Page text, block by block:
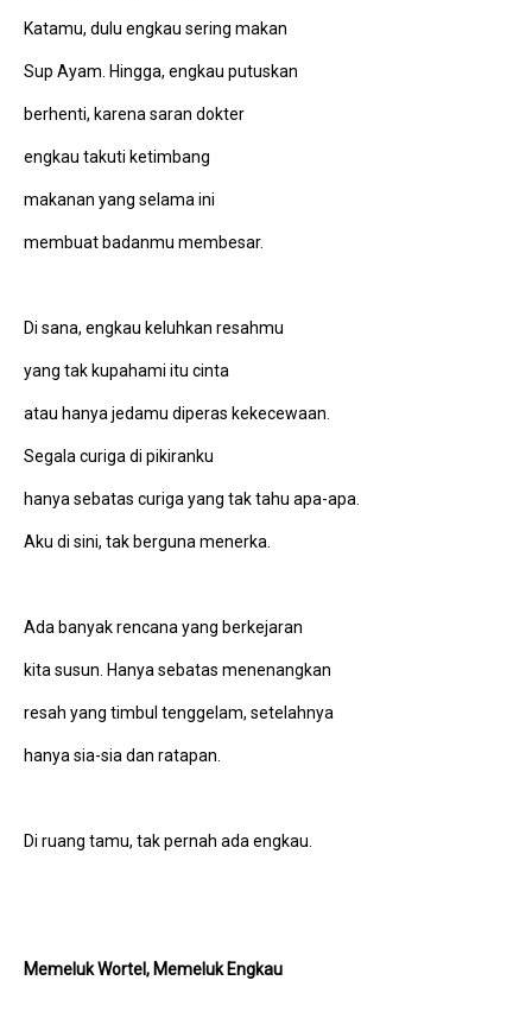
Katamu, dulu engkau sering makan
Sup Ayam. Hingga, engkau putuskan
berhenti, karena saran dokter
engkau takuti ketimbang
makanan yang selama ini
membuat badanmu membesar.
Di sana, engkau keluhkan resahmu
yang tak kupahami itu cinta
atau hanya jedamu diperas kekecewaan.
Segala curiga di pikiranku
hanya sebatas curiga yang tak tahu apa-apa.
Aku di sini, tak berguna menerka.
Ada banyak rencana yang berkejaran
kita susun. Hanya sebatas menenangkan
resah yang timbul tenggelam, setelahnya
hanya sia-sia dan ratapan.
Di ruang tamu, tak pernah ada engkau.
Memeluk Wortel, Memeluk Engkau